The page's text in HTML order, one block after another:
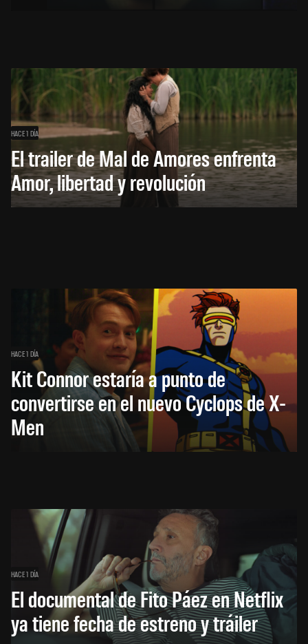
HACE 1 DÍA
El trailer de Mal de Amores enfrenta
Amor, libertad y revolución
HACE 1 DÍA
Kit Connor estaría a punto de
convertirse en el nuevo Cyclops de X-
Men
HACE 1 DÍA
El documental de Fito Páez en Netflix
ya tiene fecha de estreno y tráiler